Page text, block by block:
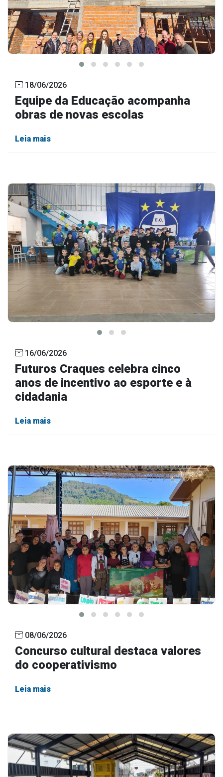
18/06/2026
Equipe da Educação acompanha
obras de novas escolas
Leia mais
16/06/2026
Futuros Craques celebra cinco
anos de incentivo ao esporte e à
cidadania
Leia mais
08/06/2026
Concurso cultural destaca valores
do cooperativismo
Leia mais